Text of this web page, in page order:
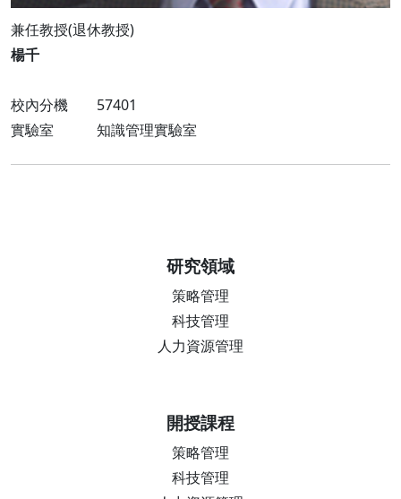
兼任教授(退休教授)
楊千
校內分機 57401
實驗室 知識管理實驗室
研究領域
策略管理
科技管理
人力資源管理
開授課程
策略管理
科技管理